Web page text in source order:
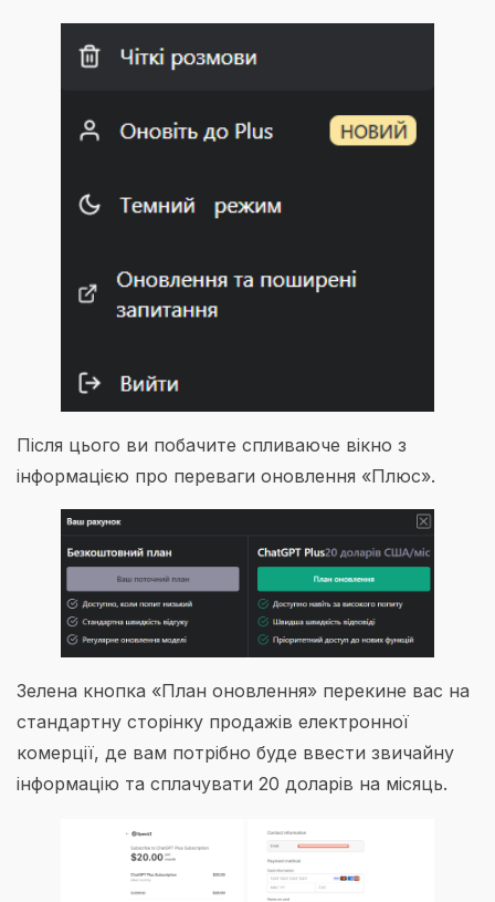
Після цього ви побачите спливаюче вікно з
інформацією про переваги оновлення «Плюс».
Зелена кнопка «План оновлення» перекине вас на
стандартну сторінку продажів електронної
комерції, де вам потрібно буде ввести звичайну
інформацію та сплачувати 20 доларів на місяць.